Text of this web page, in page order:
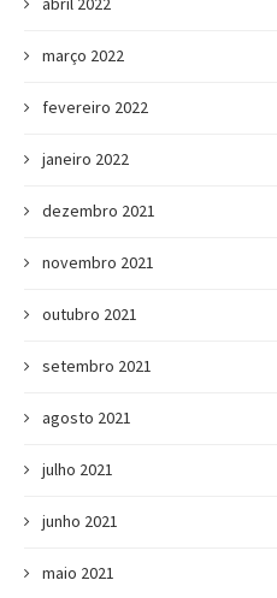
março 2022
fevereiro 2022
janeiro 2022
dezembro 2021
novembro 2021
outubro 2021
setembro 2021
agosto 2021
julho 2021
junho 2021
maio 2021